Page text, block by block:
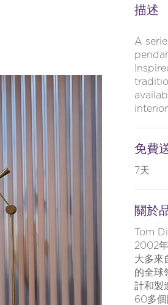
描述
A
免費
7天
關於
Tom
2002
大多來
的全球
計和製
60多